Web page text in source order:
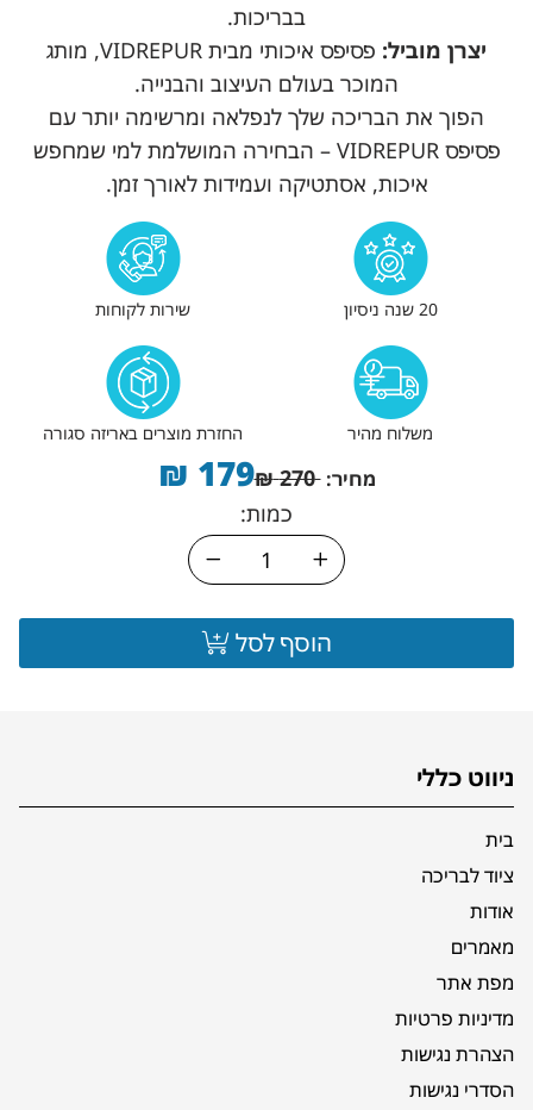
בבריכות.
יצרן מוביל:
פסיפס איכותי מבית VIDREPUR, מותג
המוכר בעולם העיצוב והבנייה.
הפוך את הבריכה שלך לנפלאה ומרשימה יותר עם
פסיפס VIDREPUR – הבחירה המושלמת למי שמחפש
איכות, אסתטיקה ועמידות לאורך זמן.
20 שנה ניסיון שירות לקוחות
משלוח מהיר החזרת מוצרים באריזה סגורה
מחיר: 270
₪
179
₪
כמות:
הוסף לסל
ניווט כללי
בית
ציוד לבריכה
אודות
מאמרים
מפת אתר
מדיניות פרטיות
הצהרת נגישות
הסדרי נגישות